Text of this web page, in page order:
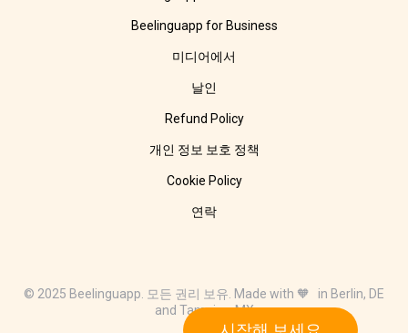
Beelinguapp for Business
미디어에서
날인
Refund Policy
개인 정보 보호 정책
Cookie Policy
연락
© 2025 Beelinguapp. 모든 권리 보유. Made with 🧡 in Berlin, DE
and Tampico, MX